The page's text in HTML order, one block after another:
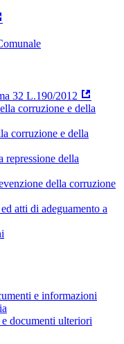
32 L.190/2012
corruzione e della
corruzione e della
repressione della
della corruzione
atti di adeguamento a
e informazioni
documenti ulteriori